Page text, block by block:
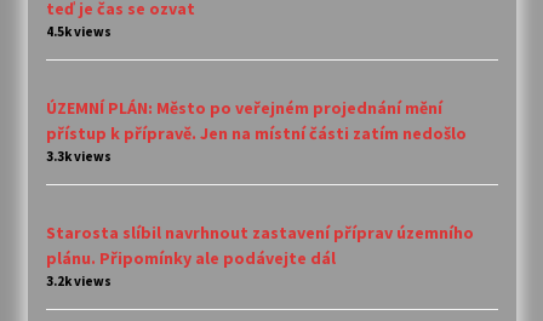
teď je čas se ozvat
4.5k views
ÚZEMNÍ PLÁN: Město po veřejném projednání mění
přístup k přípravě. Jen na místní části zatím nedošlo
3.3k views
Starosta slíbil navrhnout zastavení příprav územního
plánu. Připomínky ale podávejte dál
3.2k views